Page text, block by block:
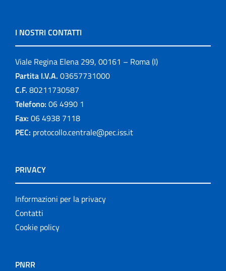
I NOSTRI CONTATTI
Viale Regina Elena 299, 00161 – Roma (I)
Partita I.V.A. 03657731000
C.F. 80211730587
Telefono: 06 4990 1
Fax: 06 4938 7118
PEC: protocollo.centrale@pec.iss.it
PRIVACY
Informazioni per la privacy
Contatti
Cookie policy
PNRR